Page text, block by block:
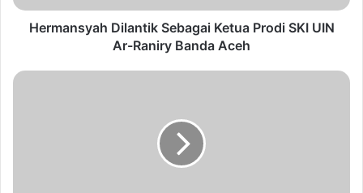
Hermansyah Dilantik Sebagai Ketua Prodi SKI UIN
Ar-Raniry Banda Aceh